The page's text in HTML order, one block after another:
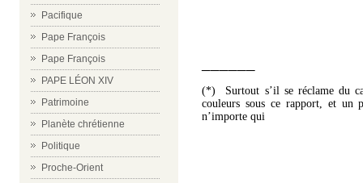
Pacifique
Pape François
Pape François
PAPE LÉON XIV
Patrimoine
Planète chrétienne
Politique
Proche-Orient
(*)
Surtout s’il se réclame du
couleurs sous ce rapport, et un
n’importe qui